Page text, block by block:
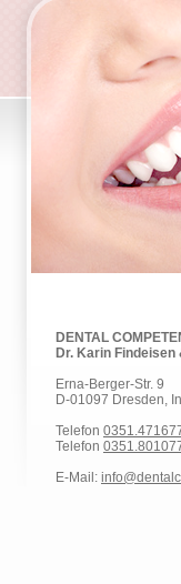
DENTAL
Dr. Karin Findeisen
Erna-Berger-Str. 9
D-01097 Dresden,
Telefon
Telefon
E-Mail: